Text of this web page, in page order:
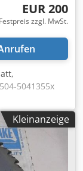
EUR 200
Festpreis zzgl. MwSt.
5041355x
= T 26,16 -n
-
Kleinanzeige